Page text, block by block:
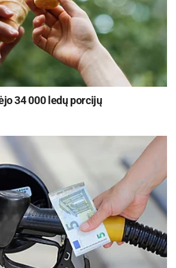
rajonų ir dalies Zarasų rajono rudenį
Seimo narį
06-02
įžvelgia grėsmes konkursų į nacionalinių,
ir savivaldybių teatrų ir koncertinių
vadovų pareigas reguliavime
programos esmę. Jis teigė,
balsuoti už jį, turi suvokti, kad
programos vykdymą.
ir efektyvi. Programa sudaryta
ekspertų analizėmis ir
Ji padėtų išspręsti daugybę
kaip demografija ir
per vieną Seimo
34 000 ledų porcijų